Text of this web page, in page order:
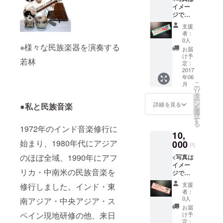
※様々な民族楽器を演奏する
若林
●私と民族音楽
1972年のインド音楽修行に
始まり、1980年代にアジア
のほぼ全域、1990年にアフ
リカ・中南米の民族音楽を
修行しました。インド・東
南アジア・中央アジア・ス
ペイン現地研修の他、来日
で約900種の
楽器を演奏
し2500点以
上の楽器を
所有する。
1999年には
世界の民族
音楽のCD全
集45枚、
2000年には
続編45枚を
著書は。
「民族楽器
を楽しも
う」(2002)
「世界の師
匠は十人十
色」(2002)
「アラブの
のお名
前を若
林自ら
記載さ
せてい
ただき
ます。
●御礼の
メール:
ネーム
プレー
ト写真
ととも
出しし
ます。
は、書
き添え
させて
頂きま
す。 ●
スタジ
オ入口
のネー
ムプ
レート:
スタジ
オ入口
にネー
ます。
そのプ
にはご
支援い
ただい
た方々
のお名
前を若
林自ら
記載さ
イメー
ジです>
●楽器不
要のイ
ンドの
歌レッ
スン:民
族楽器
をお持
ちでな
くとも
可能な
レッス
ンで
オに来
ること
ができ
ない方
でも
Skype
を使用
して遠
隔地
レッス
ンが可
支援
者：
0人
お届
け予
定：
2017
年06
月
詳細を見る
こ
の
リ
タ
ー
ン
を
選
択
す
る
10,
000 円
<写真は
イメー
ジです>
●民族楽
器の
レッス
ン:出来
上がっ
たスタ
支援
者：
0人
お届
け予
定：